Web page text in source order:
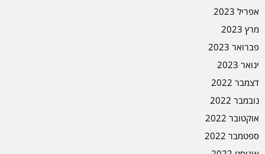
אפריל 2023
מרץ 2023
פברואר 2023
ינואר 2023
דצמבר 2022
נובמבר 2022
אוקטובר 2022
ספטמבר 2022